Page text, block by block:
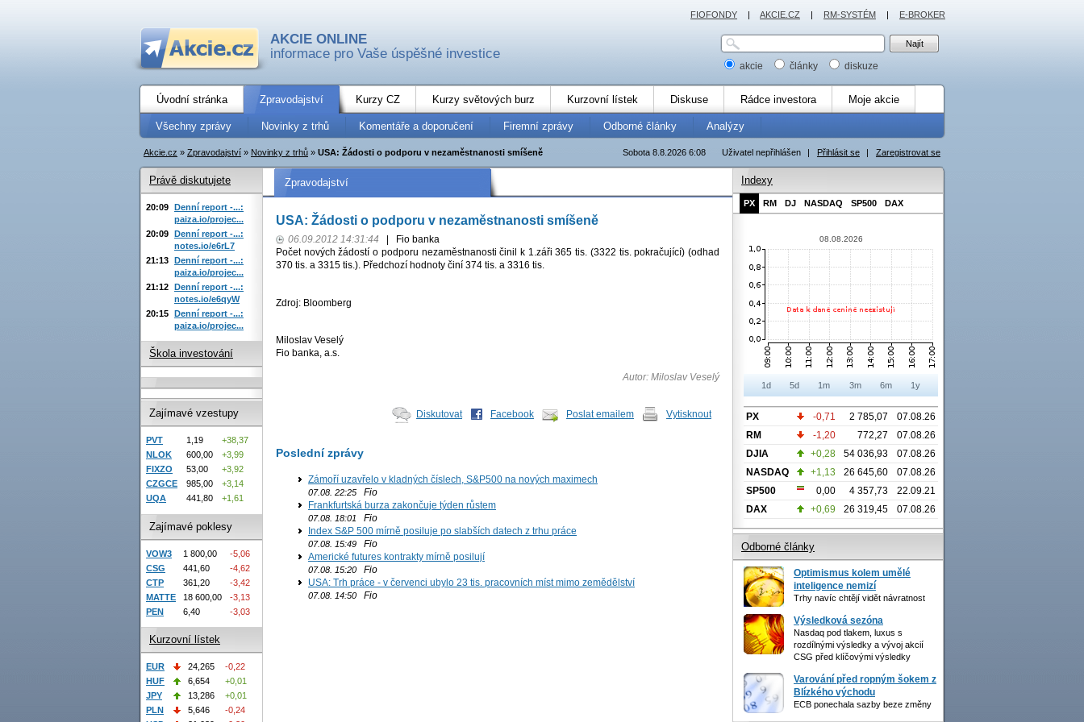
AKCIE ONLINE
informace pro Vaše úspěšné investice
akcie články diskuze
Úvodní stránka Zpravodajství Kurzy CZ Kurzy světových burz Kurzovní lístek Diskuse Rádce investora Moje akcie
Všechny zprávy Novinky z trhů Komentáře a doporučení Firemní zprávy Odborné články Analýzy
Uživatel nepřihlášen | Přihlásit se | Zaregistrovat se
Sobota 8.8.2026 6:08
Akcie.cz » Zpravodajství » Novinky z trhů » USA: Žádosti o podporu v nezaměstnanosti smíšeně
Zpravodajství
USA: Žádosti o podporu v nezaměstnanosti smíšeně
06.09.2012 14:31:44
Fio banka
Počet nových žádostí o podporu nezaměstnanosti činil k 1.záři 365 tis. (3322 tis. pokračující) (odhad
370 tis. a 3315 tis.). Předchozí hodnoty činí 374 tis. a 3316 tis.
Zdroj: Bloomberg
Miloslav Veselý
Fio banka, a.s.
Autor: Miloslav Veselý
Diskutovat Facebook Poslat emailem Vytisknout
Poslední zprávy
Zámoří uzavřelo v kladných číslech, S&P500 na nových maximech
07.08. 22:25 Fio
Frankfurtská burza zakončuje týden růstem
07.08. 18:01
Fio
Index S&P 500 mírně posiluje po slabších datech z trhu práce
07.08. 15:49 Fio
Americké futures kontrakty mírně posilují
07.08. 15:20 Fio
USA: Trh práce - v červenci ubylo 23 tis. pracovních míst mimo zemědělství
07.08. 14:50 Fio
Právě diskutujete
20:09 Denní report -...:
paiza.io/projec...
20:09 Denní report -...:
notes.io/e6rL7
21:13 Denní report -...:
paiza.io/projec...
21:12 Denní report -...:
notes.io/e6qyW
20:15 Denní report -...:
paiza.io/projec...
Škola investování
Zajímavé vzestupy
PVT 1,19
+38,37
NLOK
600,00
+3,99
FIXZO
53,00
+3,92
CZGCE
985,00
+3,14
UQA
441,80 +1,61
Zajímavé poklesy
VOW3 1 800,00
-5,06
CSG
441,60
-4,62
CTP
361,20
-3,42
MATTE
18 600,00
-3,13
PEN
6,40 -3,03
Kurzovní lístek
EUR 24,265
-0,22
HUF
6,654
+0,01
JPY
13,286
+0,01
PLN
5,646
-0,24
Indexy
PX RM DJ NASDAQ SP500 DAX
08.08.2026
1d 5d 1m 3m 6m 1y
PX -0,71 2 785,07
07.08.26
RM
-1,20 772,27
07.08.26
DJIA
+0,28 54 036,93
07.08.26
NASDAQ
+1,13 26 645,60
07.08.26
SP500
0,00 4 357,73
22.09.21
DAX
+0,69 26 319,45 07.08.26
Odborné články
Optimismus kolem umělé
inteligence nemizí
Trhy navíc chtějí vidět návratnost
Výsledková sezóna
Nasdaq pod tlakem, luxus s
rozdílnými výsledky a vývoj akcií
CSG před klíčovými výsledky
Varování před ropným šokem z
Blízkého východu
ECB ponechala sazby beze změny
FIOFONDY | AKCIE.CZ | RM-SYSTÉM | E-BROKER